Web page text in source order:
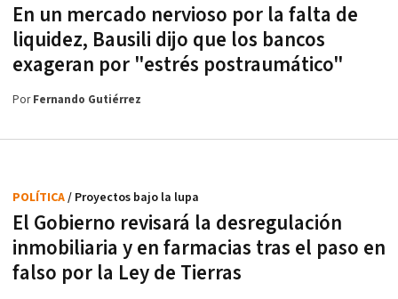
En un mercado nervioso por la falta de
liquidez, Bausili dijo que los bancos
exageran por "estrés postraumático"
PorFernando Gutiérrez
El Gobierno revisará la desregulación
inmobiliaria y en farmacias tras el paso en
falso por la Ley de Tierras
POLÍTICA/ Proyectos bajo la lupa